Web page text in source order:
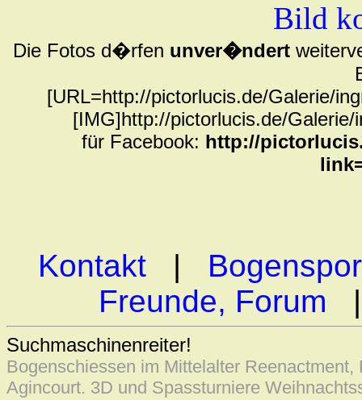
Bild
Die Fotos d�rfen unver�ndert
[URL=http://pictorlucis.de/Galerie/
[IMG]http://pictorlucis.de/
für Facebook: http://
Kontakt |
Freunde, Forum
Suchmaschinenreiter!
Bogenschiessen im Mittelalter
Agincourt. 3D und Spassturniere